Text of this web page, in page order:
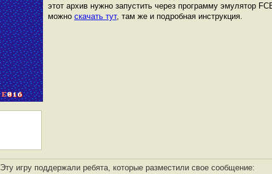
этот архив нужно запустить через программу эмулятор
можно скачать тут, там же и подробная инструкция.
Эту игру поддержали ребята, которые разместили свое сообщение: